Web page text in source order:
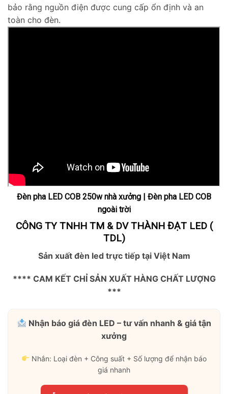
bảo rằng nguồn điện được cung cấp ổn định và an
toàn cho đèn.
Đèn pha LED COB 250w nhà xưởng | Đèn pha LED COB
ngoài trời
CÔNG TY TNHH TM & DV THÀNH ĐẠT LED (
TDL)
Sản xuất đèn led trực tiếp tại Việt Nam
**** CAM KẾT CHỈ SẢN XUẤT HÀNG CHẤT LƯỢNG
***
Nhận báo giá đèn LED – tư vấn nhanh & giá tận
xưởng
Nhắn: Loại đèn + Công suất + Số lượng để nhận báo
giá nhanh